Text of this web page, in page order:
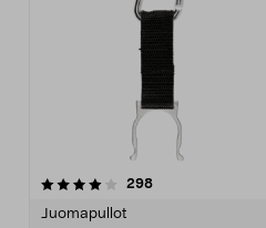
298arvostelut
Juomapullot
5.0 viidestä